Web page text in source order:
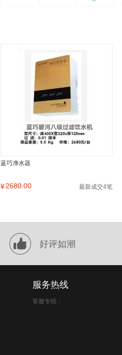
蓝巧净水器
¥2680.00 最新成交4笔
好评如潮
服务热线
客服专线：